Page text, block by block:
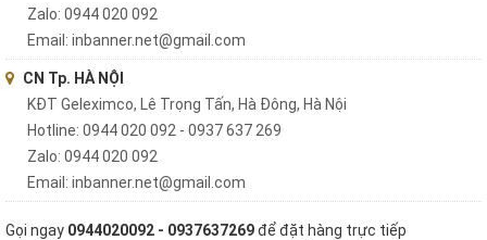
Zalo: 0944 020 092
Email: inbanner.net@gmail.com
CN Tp. HÀ NỘI
KĐT Geleximco, Lê Trọng Tấn, Hà Đông, Hà Nội
Hotline: 0944 020 092 - 0937 637 269
Zalo: 0944 020 092
Email: inbanner.net@gmail.com
Gọi ngay 0944020092 - 0937637269để đặt hàng trực tiếp